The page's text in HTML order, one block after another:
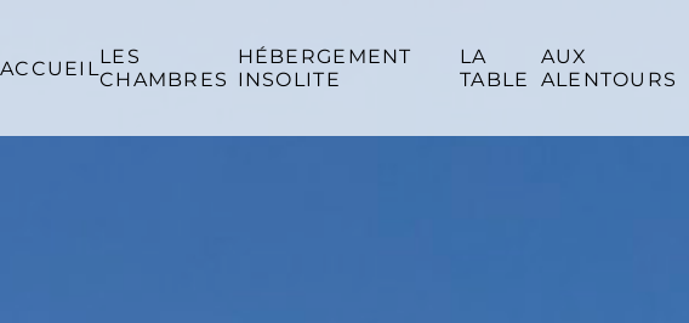
ACCUEIL LES
CHAMBRES
HÉBERGEMENT
INSOLITE
LA
TABLE
AUX
ALENTOURS